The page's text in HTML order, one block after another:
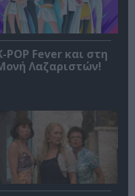
POP Fever και στη
Λαζαριστών!